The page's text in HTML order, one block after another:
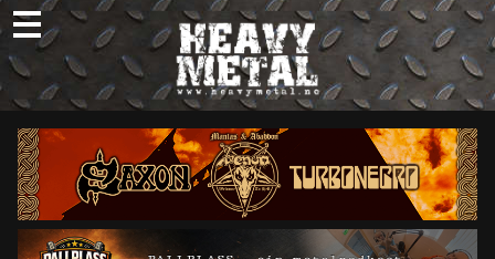
Skip
to
content
Nyheter
Omtaler
Intervjuer
Om oss